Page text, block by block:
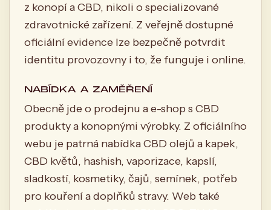
z konopí a CBD, nikoli o specializované
zdravotnické zařízení. Z veřejně dostupné
oficiální evidence lze bezpečně potvrdit
identitu provozovny i to, že funguje i online.
NABÍDKA A ZAMĚŘENÍ
Obecně jde o prodejnu a e-shop s CBD
produkty a konopnými výrobky. Z oficiálního
webu je patrná nabídka CBD olejů a kapek,
CBD květů, hashish, vaporizace, kapslí,
sladkostí, kosmetiky, čajů, semínek, potřeb
pro kouření a doplňků stravy. Web také